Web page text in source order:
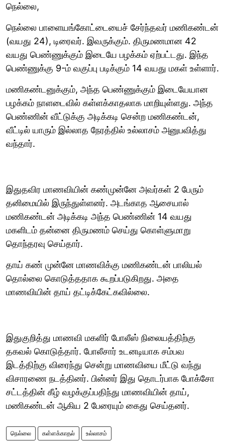
நெல்லை,
நெல்லை பாளையங்கோட்டையைச் சேர்ந்தவர் மணிகண்டன்
(வயது 24), டிரைவர். இவருக்கும். திருமணமான 42
வயது பெண்ணுக்கும் இடையே பழக்கம் ஏற்பட்டது. இந்த
பெண்ணுக்கு 9-ம் வகுப்பு படிக்கும் 14 வயது மகள் உள்ளார்.
மணிகண்டனுக்கும், அந்த பெண்ணுக்கும் இடையேயான
பழக்கம் நாளடைவில் கள்ளக்காதலாக மாறியுள்ளது. அந்த
பெண்ணின் வீட்டுக்கு அடிக்கடி சென்ற மணிகண்டன்,
வீட்டில் யாரும் இல்லாத நேரத்தில் உல்லாசம் அனுபவித்து
வந்தார்.
இதுதவிர மாணவியின் கண்முன்னே அவர்கள் 2 பேரும்
தனிமையில் இருந்துள்ளனர். அடங்காத ஆசையால்
மணிகண்டன் அடிக்கடி அந்த பெண்ணின் 14 வயது
மகளிடம் தன்னை திருமணம் செய்து கொள்ளுமாறு
தொந்தரவு செய்தார்.
தாய் கண் முன்னே மாணவிக்கு மணிகண்டன் பாலியல்
தொல்லை கொடுத்ததாக கூறப்படுகிறது. அதை
மாணவியின் தாய் தட்டிக்கேட்கவில்லை.
இதுகுறித்து மாணவி மகளிர் போலீஸ் நிலையத்திற்கு
தகவல் கொடுத்தார். போலீசார் உடனடியாக சம்பவ
இடத்திற்கு விரைந்து சென்று மாணவியை மீட்டு வந்து
விசாரணை நடத்தினர். பின்னர் இது தொடர்பாக போக்சோ
சட்டத்தின் கீழ் வழக்குப்பதிந்து மாணவியின் தாய்,
மணிகண்டன் ஆகிய 2 பேரையும் கைது செய்தனர்.
நெல்லை கள்ளக்காதல் உல்லாசம்